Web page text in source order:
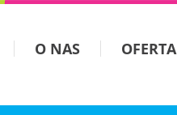
O NAS OFERTA